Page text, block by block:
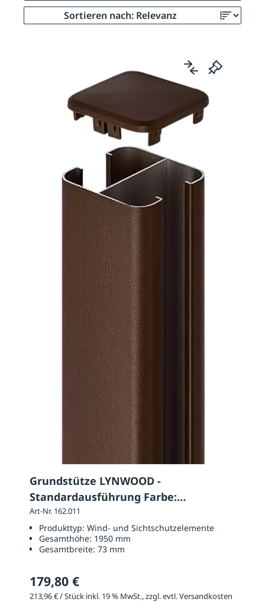
Grundstütze LYNWOOD -
Standardausführung Farbe:
nussbraun
Art-Nr. 162.011
Produkttyp: Wind- und Sichtschutzelemente
Gesamthöhe: 1950 mm
Gesamtbreite: 73 mm
179,80 €
213,96 € / Stück inkl. 19 % MwSt., zzgl. evtl. Versandkosten